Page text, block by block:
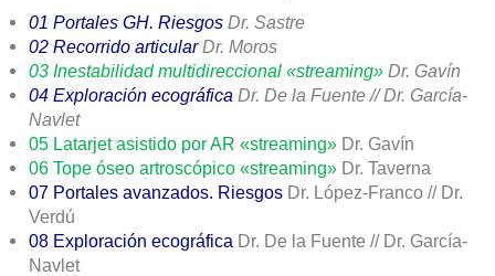
01 Portales GH. RiesgosDr. Sastre
02Recorrido articularDr. Moros
03Inestabilidad multidireccional «streaming» Dr. Gavín
04 Exploración ecográficaDr. De la Fuente // Dr. García-
Navlet
05 Latarjet asistido por AR «streaming» Dr. Gavín
06Tope óseo artroscópico «streaming» Dr. Taverna
07 Portales avanzados. Riesgos Dr. López-Franco // Dr.
Verdú
08 Exploración ecográfica Dr. De la Fuente // Dr. García-
Navlet